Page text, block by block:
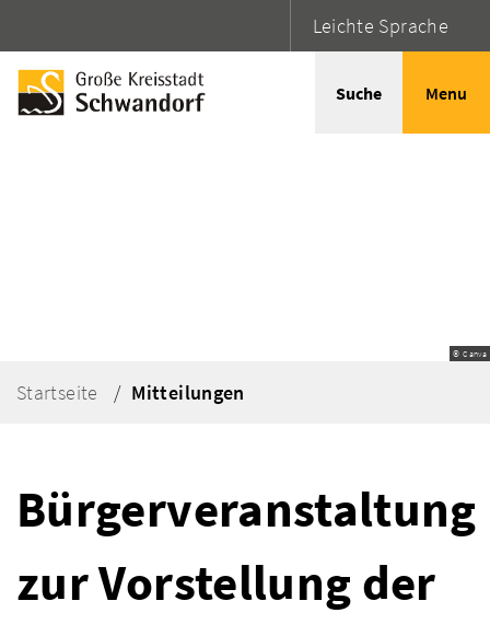
Leichte Sprache
Suche Menu
© Canva
Startseite Mitteilungen
Bürgerveranstaltung
zur Vorstellung der